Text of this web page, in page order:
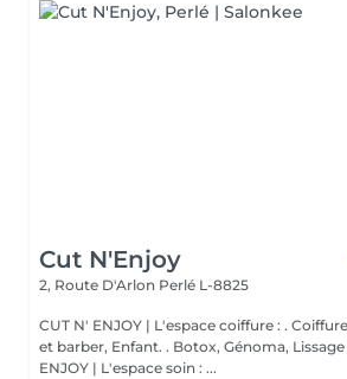
Cut N'Enjoy
2, Route D'Arlon Perlé L-8825
CUT N' ENJOY | L'espace coiffure : . Coiffure Femme, Homme
et barber, Enfant. . Botox, Génoma, Lissage Brésilien. CARE N'
ENJOY | L'espace soin : ...